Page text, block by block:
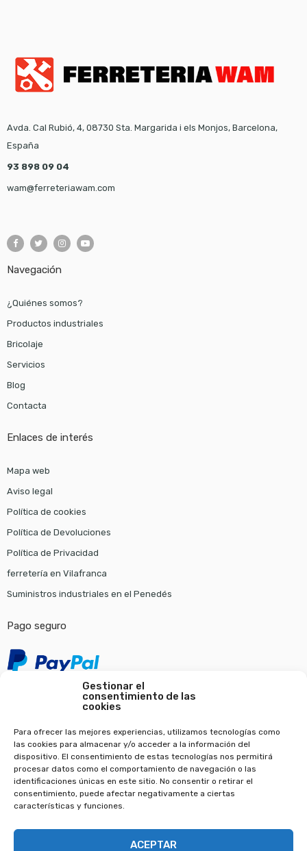
Gestionar el
consentimiento de las
cookies
Para ofrecer las mejores experiencias, utilizamos tecnologías como
las cookies para almacenar y/o acceder a la información del
dispositivo. El consentimiento de estas tecnologías nos permitirá
procesar datos como el comportamiento de navegación o las
identificaciones únicas en este sitio. No consentir o retirar el
consentimiento, puede afectar negativamente a ciertas
características y funciones.
ACEPTAR
Avda. Cal Rubió, 4, 08730 Sta. Margarida i els Monjos, Barcelona,
España
93 898 09 04
wam@ferreteriawam.com
Navegación
¿Quiénes somos?
Productos industriales
Bricolaje
Servicios
Blog
Contacta
Enlaces de interés
Mapa web
Aviso legal
Política de cookies
Política de Devoluciones
Política de Privacidad
ferretería en Vilafranca
Suministros industriales en el Penedés
Pago seguro
Copyright © 2022Ferreteria Wam. Todos los derechos reservados.
Diseño web en Barcelona